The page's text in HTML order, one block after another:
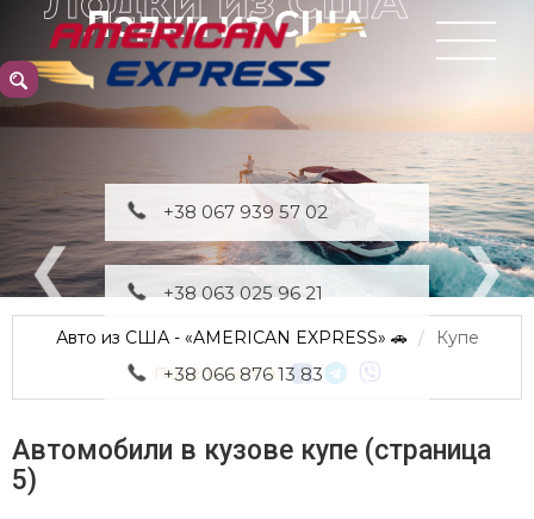
Лодки из США
+38 067 939 57 02
+38 063 025 96 21
+38 066 876 13 83
Авто из США - «AMERICAN EXPRESS» 🚗
Купе
Поделиться в:
Автомобили в кузове купе (страница
5)